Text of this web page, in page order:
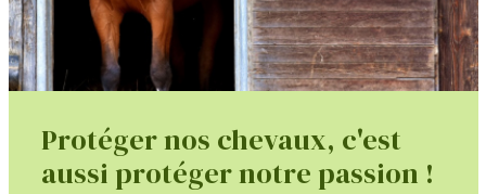
Protéger nos chevaux, c'est
aussi protéger notre passion !